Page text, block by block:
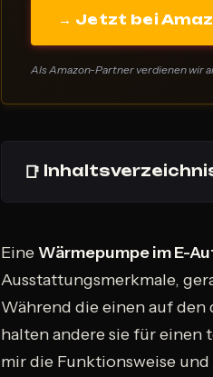
→ Jetzt bei
Als Amazon-Partner verdienen wir
📑
EineWärmepumpe im E-
Ausstattungsmerkmale,
Während die einen auf
halten andere sie für einen
mir die Funktionsweise